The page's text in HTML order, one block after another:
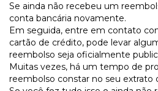
Se ainda não recebeu um
conta bancária novamente.
Em seguida, entre em contato
cartão de crédito, pode levar
reembolso seja oficialmente
Muitas vezes, há um tempo de
reembolso constar no seu extrato